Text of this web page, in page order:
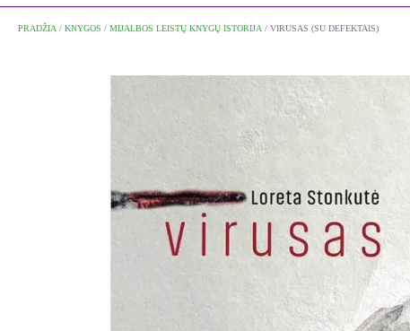
PRADŽIA / KNYGOS / MIJALBOS LEISTŲ KNYGŲ ISTORIJA / VIRUSAS (SU DEFEKTAIS)